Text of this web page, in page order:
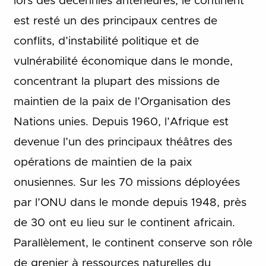
est resté un des principaux centres de
conflits, d’instabilité politique et de
vulnérabilité économique dans le monde,
concentrant la plupart des missions de
maintien de la paix de l’Organisation des
Nations unies. Depuis 1960, l’Afrique est
devenue l’un des principaux théâtres des
opérations de maintien de la paix
onusiennes. Sur les 70 missions déployées
par l’ONU dans le monde depuis 1948, près
de 30 ont eu lieu sur le continent africain.
Parallèlement, le continent conserve son rôle
de grenier à ressources naturelles du